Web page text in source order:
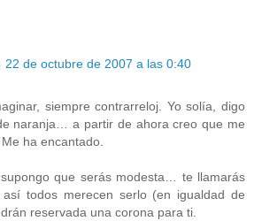
22 de octubre de 2007 a las 0:40
siempre contrarreloj. Yo solía, digo
naranja… a partir de ahora creo que me
ha encantado.
supongo que serás modesta… te llamarás
todos merecen serlo (en igualdad de
reservada una corona para ti.